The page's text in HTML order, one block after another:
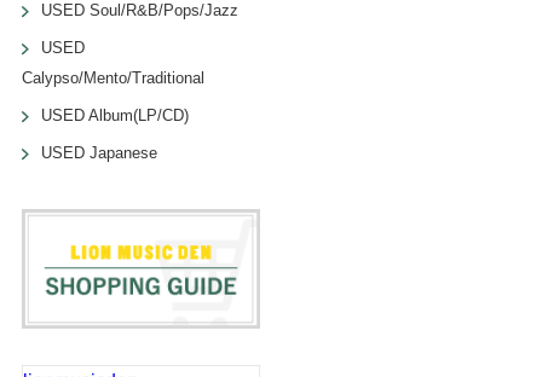
USED Soul/R&B/Pops/Jazz
USED
Calypso/Mento/Traditional
USED Album(LP/CD)
USED Japanese